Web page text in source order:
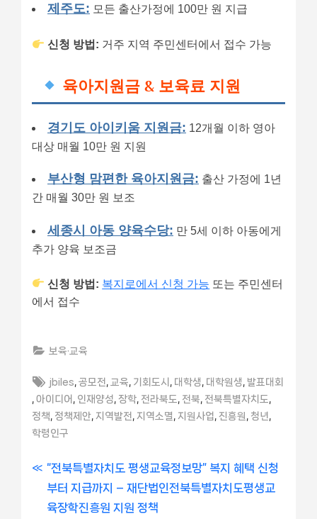
제주도: 모든 출산가정에 100만 원 지급
신청 방법: 거주 지역 주민센터에서 접수 가능
육아지원금 & 보육료 지원
경기도 아이키움 지원금: 12개월 이하 영아
대상 매월 10만 원 지원
부산형 맘편한 육아지원금: 출산 가정에 1년
간 매월 30만 원 보조
세종시 아동 양육수당: 만 5세 이하 아동에게
추가 양육 보조금
신청 방법: 복지로에서 신청 가능 또는 주민센터
에서 접수
보육·교육
Tags:
jbiles ,공모전 교육 기회도시 대학생 대학원생 발표대회
아이디어 인재양성 장학 전라북도 전북 전북특별자치도
정책 정책제안 지역발전 지역소멸 지원사업 진흥원 청년
학령인구
글
내
P
r
e
“전북특별자치도 평생교육정보망” 복지 혜택 신청
부터 지급까지 – 재단법인전북특별자치도평생교
육장학진흥원 지원 정책